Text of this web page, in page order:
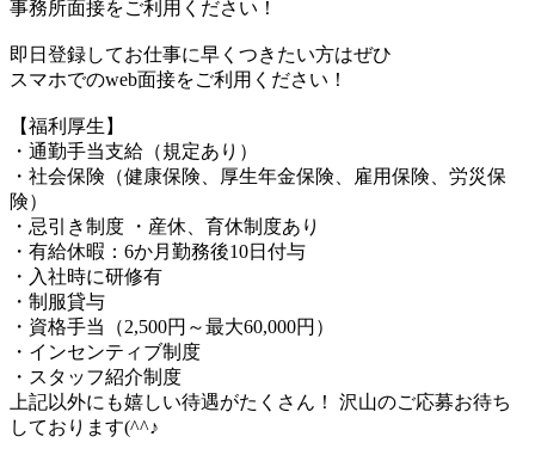
事務所面接をご利用ください！
即日登録してお仕事に早くつきたい方はぜひ
スマホでのweb面接をご利用ください！
【福利厚生】
・通勤手当支給（規定あり）
・社会保険（健康保険、厚生年金保険、雇用保険、労災保
険）
・忌引き制度 ・産休、育休制度あり
・有給休暇：6か月勤務後10日付与
・入社時に研修有
・制服貸与
・資格手当（2,500円～最大60,000円）
・インセンティブ制度
・スタッフ紹介制度
上記以外にも嬉しい待遇がたくさん！ 沢山のご応募お待ち
しております(^^♪